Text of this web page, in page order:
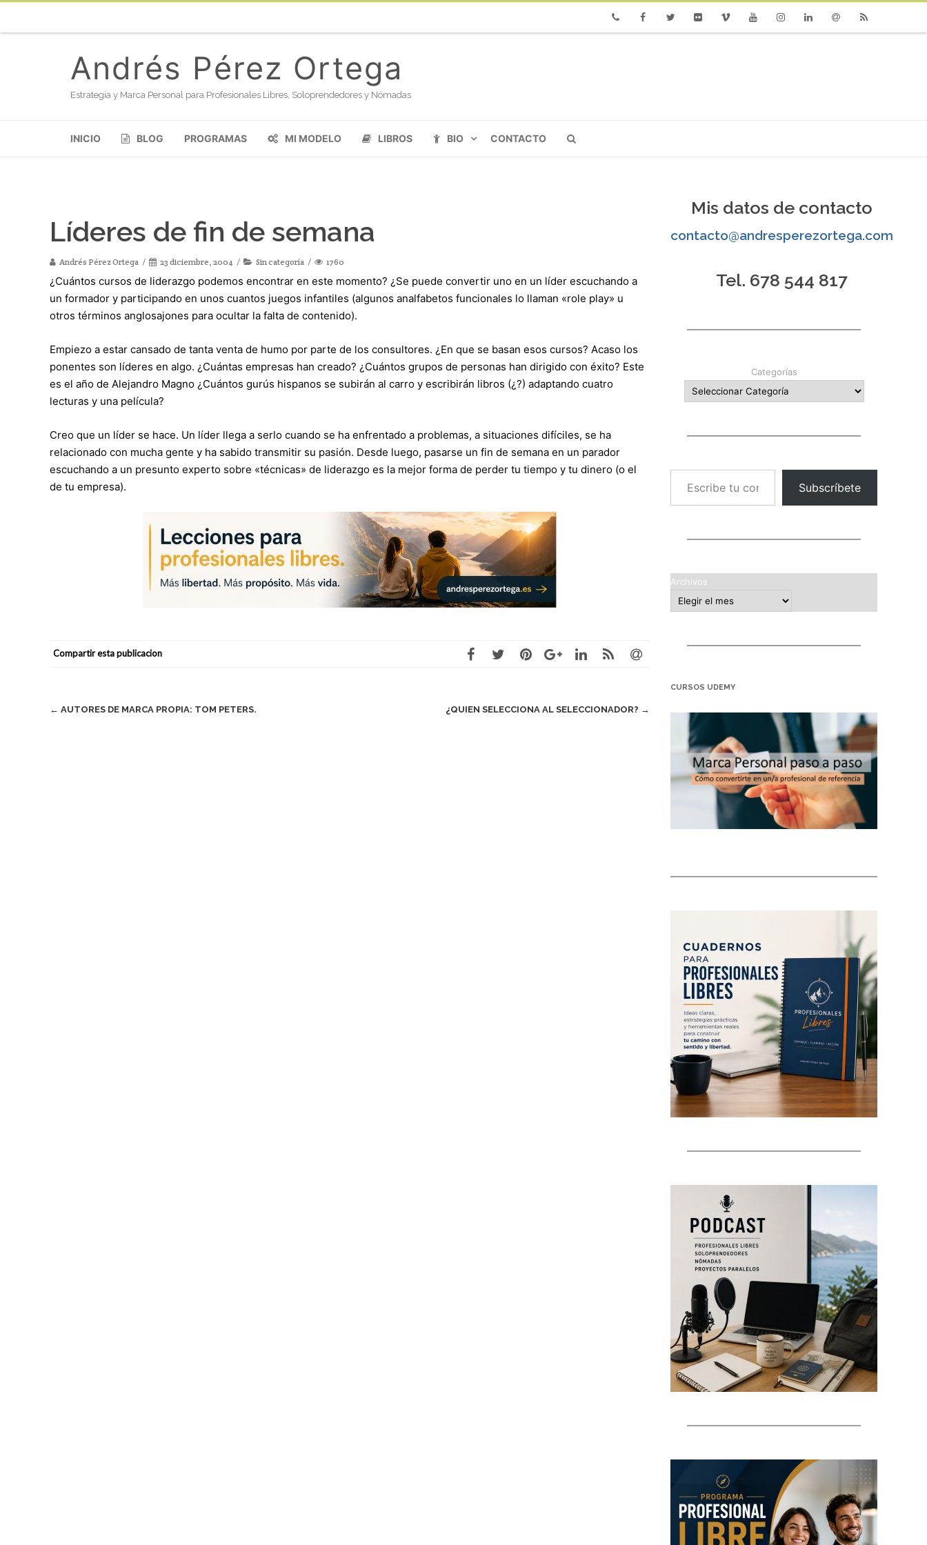
Andrés Pérez Ortega
Estrategia y Marca Personal para Profesionales Libres, Soloprendedores y Nómadas
INICIO BLOG PROGRAMAS MI MODELO LIBROS BIO CONTACTO
Líderes de fin de semana
Andrés Pérez Ortega 23 diciembre, 2004 Sin categoría 1760
¿Cuántos cursos de liderazgo podemos encontrar en este momento? ¿Se puede convertir uno en un líder escuchando a
un formador y participando en unos cuantos juegos infantiles (algunos analfabetos funcionales lo llaman «role play» u
otros términos anglosajones para ocultar la falta de contenido).
Empiezo a estar cansado de tanta venta de humo por parte de los consultores. ¿En que se basan esos cursos? Acaso los
ponentes son líderes en algo. ¿Cuántas empresas han creado? ¿Cuántos grupos de personas han dirigido con éxito? Este
es el año de Alejandro Magno ¿Cuántos gurús hispanos se subirán al carro y escribirán libros (¿?) adaptando cuatro
lecturas y una película?
Creo que un líder se hace. Un líder llega a serlo cuando se ha enfrentado a problemas, a situaciones difíciles, se ha
relacionado con mucha gente y ha sabido transmitir su pasión. Desde luego, pasarse un fin de semana en un parador
escuchando a un presunto experto sobre «técnicas» de liderazgo es la mejor forma de perder tu tiempo y tu dinero (o el
de tu empresa).
Compartir esta publicacion
Navegación
← AUTORES DE MARCA PROPIA: TOM PETERS. ¿QUIEN SELECCIONA AL SELECCIONADOR? →
Mis datos de contacto
contacto@andresperezortega.com
Tel. 678 544 817
Categorías
Escribe tu correo electrónico…
Subscríbete
Archivos
CURSOS UDEMY